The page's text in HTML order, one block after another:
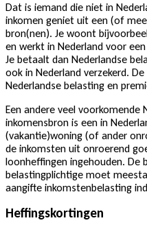
Dat is iemand die niet in
inkomen geniet uit een (of
bron(nen). Je woont
en werkt in Nederland voor
Je betaalt dan Nederlandse
ook in Nederland verzekerd.
Nederlandse belasting en
Een andere veel voorkomende
inkomensbron is een in
(vakantie)woning (of ander
de inkomsten uit onroerend
loonheffingen ingehouden. De
belastingplichtige moet
aangifte inkomstenbelasting
Heffingskortingen